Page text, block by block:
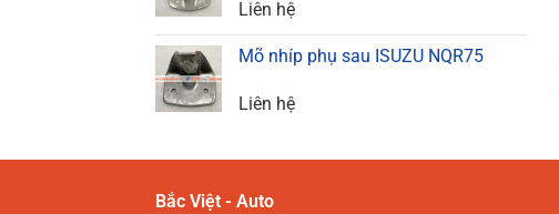
Liên hệ
Mõ nhíp phụ sau ISUZU NQR75
Liên hệ
Bắc Việt - Auto